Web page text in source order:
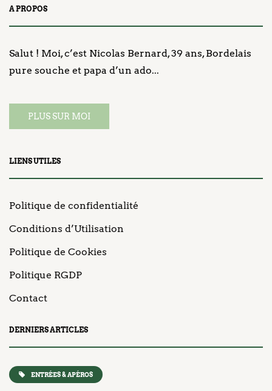
A PROPOS
Salut ! Moi, c’est Nicolas Bernard, 39 ans, Bordelais
pure souche et papa d’un ado...
PLUS SUR MOI
LIENS UTILES
Politique de confidentialité
Conditions d’Utilisation
Politique de Cookies
Politique RGDP
Contact
DERNIERS ARTICLES
ENTRÉES & APÉROS